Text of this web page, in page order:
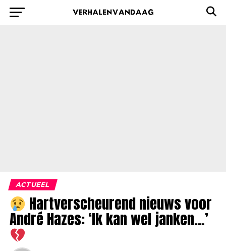
ACTUEEL
Hartverscheurend nieuws voor
André Hazes: ‘Ik kan wel janken…’